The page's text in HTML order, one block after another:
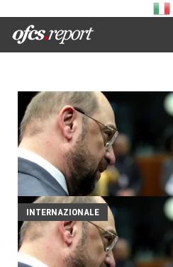
INTERNAZIONALE